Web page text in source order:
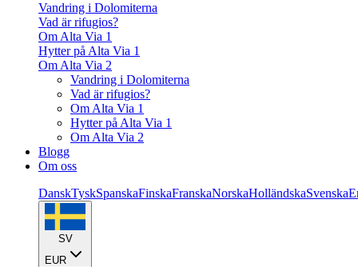
Vandring i Dolomiterna
Vad är rifugios?
Om Alta Via 1
Hytter på Alta Via 1
Om Alta Via 2
Vandring i Dolomiterna
Vad är rifugios?
Om Alta Via 1
Hytter på Alta Via 1
Om Alta Via 2
Blogg
Om oss
DanskTyskSpanskaFinskaFranskaNorskaHolländskaSvenska
SV
EUR